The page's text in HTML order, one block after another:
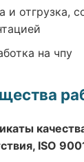
и отгрузка,
на чпу
ISO